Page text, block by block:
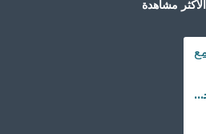
الأكثر مشاهدة
سويج صمام سمارت - مع الحساس